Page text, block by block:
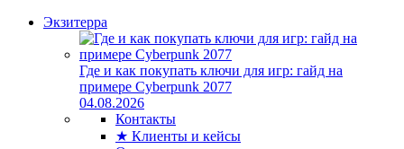
Экзитерра
Где и как покупать ключи для игр: гайд на
примере Cyberpunk 2077
04.08.2026
Контакты
★ Клиенты и кейсы